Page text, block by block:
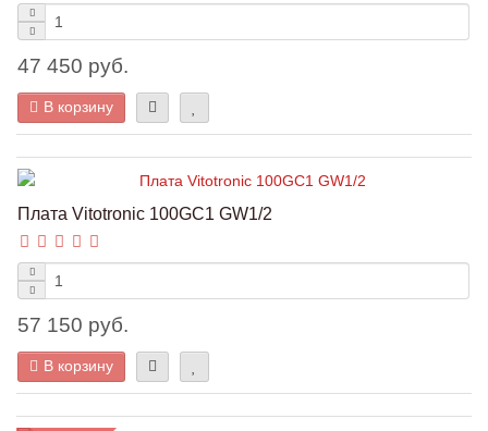
47 450 руб.
В корзину
Плата Vitotronic 100GC1 GW1/2
57 150 руб.
В корзину